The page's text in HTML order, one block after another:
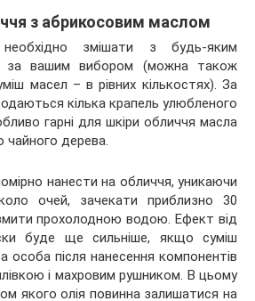
з абрикосовим маслом
змішати з будь-яким
за вашим вибором (можна також
масел – в рівних кількостях). За
кілька крапель улюбленого
гарні для шкіри обличчя масла
чайного дерева.
нанести на обличчя, уникаючи
очей, зачекати приблизно 30
прохолодною водою. Ефект від
буде ще сильніше, якщо суміш
особа після нанесення компонентів
і махровим рушником. В цьому
якого олія повинна залишатися на